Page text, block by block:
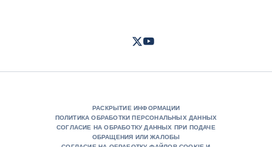
TwitterYoutube
РАСКРЫТИЕ ИНФОРМАЦИИ
ПОЛИТИКА ОБРАБОТКИ ПЕРСОНАЛЬНЫХ ДАННЫХ
СОГЛАСИЕ НА ОБРАБОТКУ ДАННЫХ ПРИ ПОДАЧЕ
ОБРАЩЕНИЯ ИЛИ ЖАЛОБЫ